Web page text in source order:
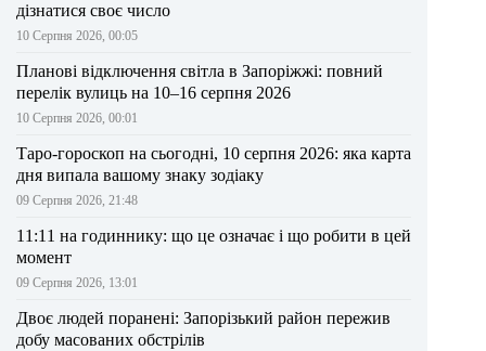
дізнатися своє число
10 Серпня 2026, 00:05
Планові відключення світла в Запоріжжі: повний
перелік вулиць на 10–16 серпня 2026
10 Серпня 2026, 00:01
Таро-гороскоп на сьогодні, 10 серпня 2026: яка карта
дня випала вашому знаку зодіаку
09 Серпня 2026, 21:48
11:11 на годиннику: що це означає і що робити в цей
момент
09 Серпня 2026, 13:01
Двоє людей поранені: Запорізький район пережив
добу масованих обстрілів